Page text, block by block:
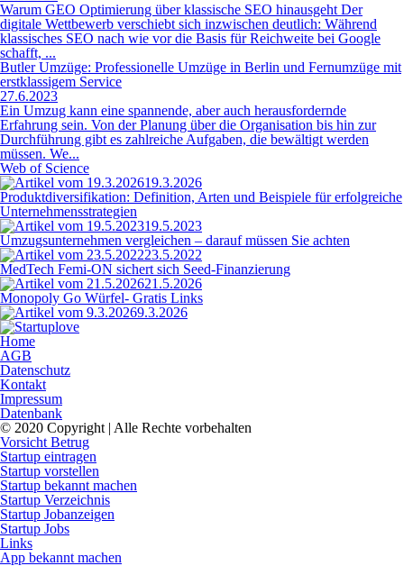
Warum GEO Optimierung über klassische SEO hinausgeht Der
digitale Wettbewerb verschiebt sich inzwischen deutlich: Während
klassisches SEO nach wie vor die Basis für Reichweite bei Google
schafft, ...
Butler Umzüge: Professionelle Umzüge in Berlin und Fernumzüge mit
erstklassigem Service
27.6.2023
Ein Umzug kann eine spannende, aber auch herausfordernde
Erfahrung sein. Von der Planung über die Organisation bis hin zur
Durchführung gibt es zahlreiche Aufgaben, die bewältigt werden
müssen. We...
Web of Science
19.3.2026
Produktdiversifikation: Definition, Arten und Beispiele für erfolgreiche
Unternehmensstrategien
19.5.2023
Umzugsunternehmen vergleichen – darauf müssen Sie achten
23.5.2022
MedTech Femi-ON sichert sich Seed-Finanzierung
21.5.2026
Monopoly Go Würfel- Gratis Links
9.3.2026
Home
AGB
Datenschutz
Kontakt
Impressum
Datenbank
© 2020 Copyright | Alle Rechte vorbehalten
Vorsicht Betrug
Startup eintragen
Startup vorstellen
Startup bekannt machen
Startup Verzeichnis
Startup Jobanzeigen
Startup Jobs
Links
App bekannt machen